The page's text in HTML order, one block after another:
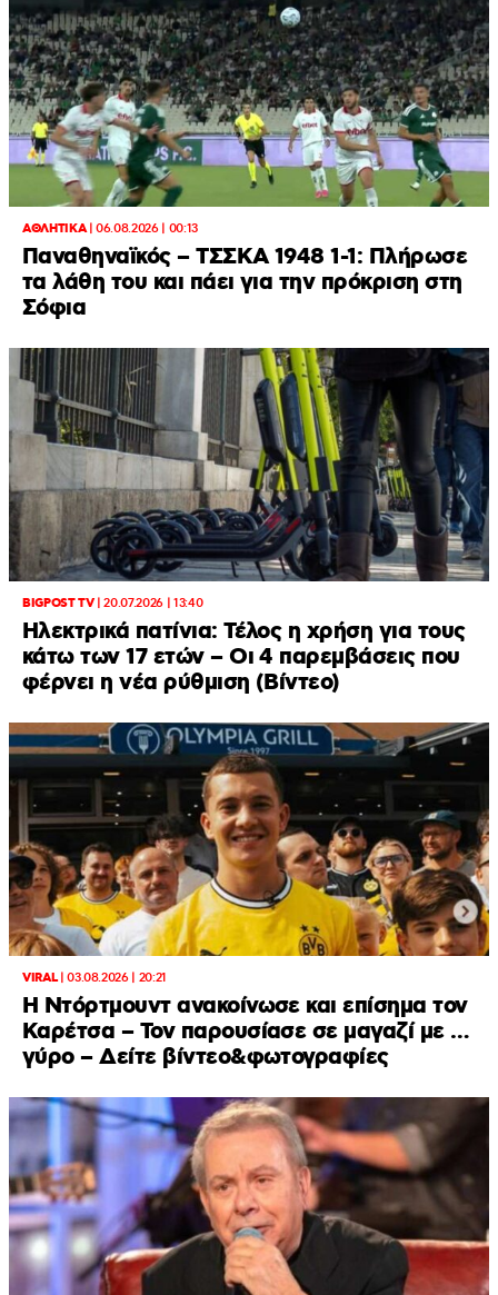
ΑΘΛΗΤΙΚΑ|06.08.2026 | 00:13
Παναθηναϊκός – ΤΣΣΚΑ 1948 1-1: Πλήρωσε
τα λάθη του και πάει για την πρόκριση στη
Σόφια
BIGPOST TV|20.07.2026 | 13:40
Ηλεκτρικά πατίνια: Τέλος η χρήση για τους
κάτω των 17 ετών – Οι 4 παρεμβάσεις που
φέρνει η νέα ρύθμιση (Βίντεο)
VIRAL|03.08.2026 | 20:21
Η Ντόρτμουντ ανακοίνωσε και επίσημα τον
Καρέτσα – Τον παρουσίασε σε μαγαζί με …
γύρο – Δείτε βίντεο&φωτογραφίες